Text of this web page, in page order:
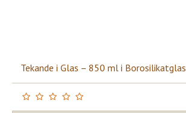
Tekande i Glas – 850 ml i Borosilikatglas